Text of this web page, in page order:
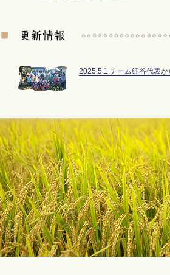
2025.5.1 チーム細谷代表か